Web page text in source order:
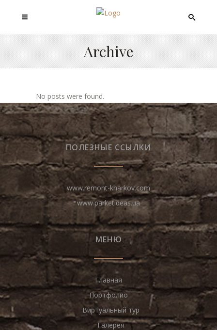
Archive
No posts were found.
ПОЛЕЗНЫЕ ССЫЛКИ
www.remont-kharkov.com
www.parketideas.ua
МЕНЮ
Главная
Портфолио
Виртуальный тур
Галерея